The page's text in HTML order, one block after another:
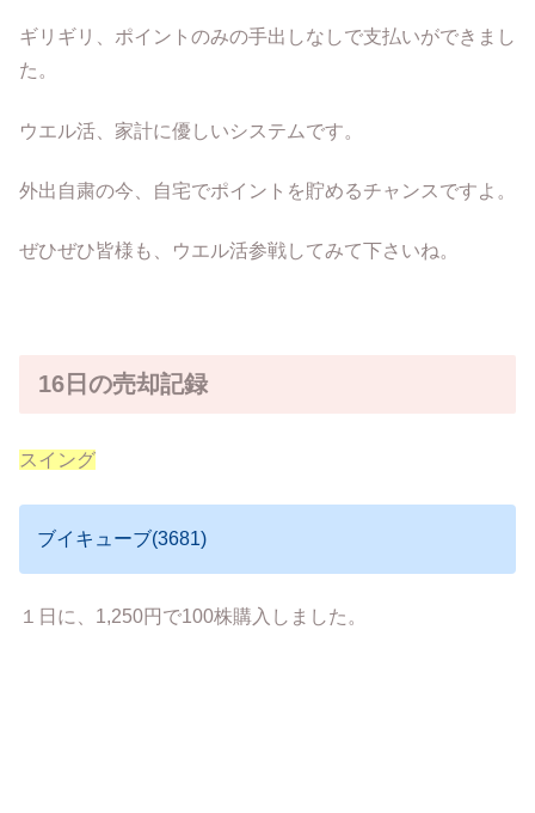
ギリギリ、ポイントのみの手出しなしで支払いができまし
た。
ウエル活、家計に優しいシステムです。
外出自粛の今、自宅でポイントを貯めるチャンスですよ。
ぜひぜひ皆様も、ウエル活参戦してみて下さいね。
16日の売却記録
スイング
ブイキューブ(3681)
１日に、1,250円で100株購入しました。